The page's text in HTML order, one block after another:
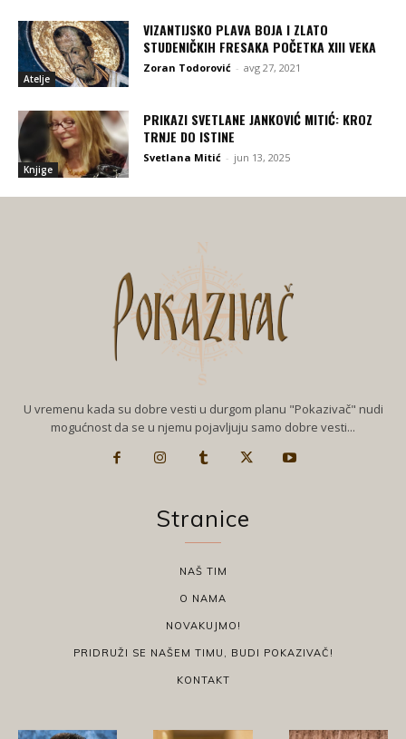
Atelje
VIZANTIJSKO PLAVA BOJA I ZLATO
STUDENIČKIH FRESAKA POČETKA XIII VEKA
Zoran Todorović - avg 27, 2021
Knjige
PRIKAZI SVETLANE JANKOVIĆ MITIĆ: KROZ
TRNJE DO ISTINE
Svetlana Mitić - jun 13, 2025
U vremenu kada su dobre vesti u durgom planu "Pokazivač" nudi
mogućnost da se u njemu pojavljuju samo dobre vesti...
Stranice
NAŠ TIM
O NAMA
NOVAKUJMO!
PRIDRUŽI SE NAŠEM TIMU, BUDI POKAZIVAČ!
KONTAKT